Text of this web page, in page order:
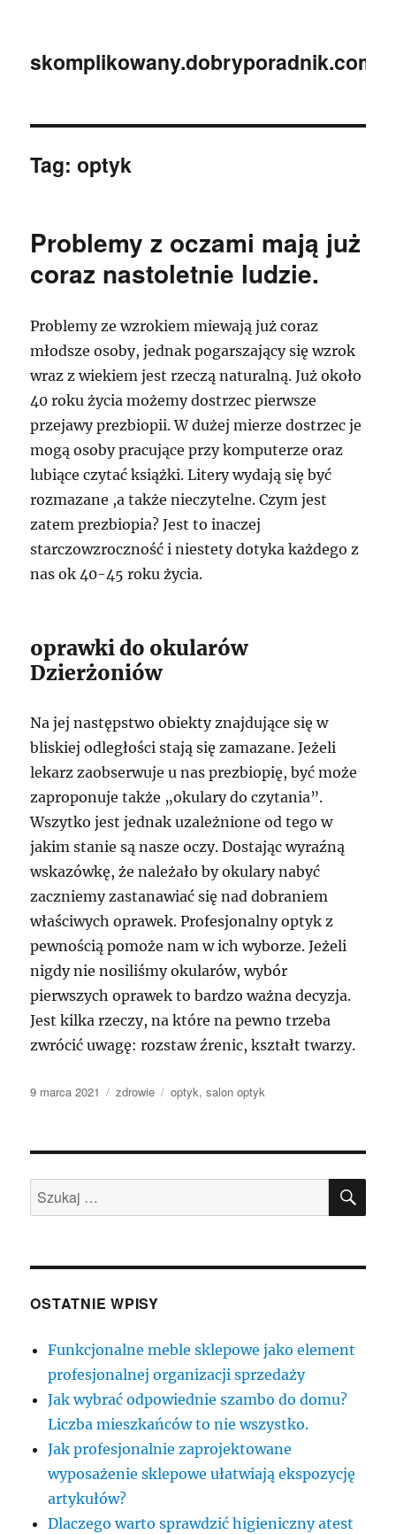
Tag:optyk
Problemy z oczami mają już
coraz nastoletnie ludzie.
Problemy ze wzrokiem miewają już coraz
młodsze osoby, jednak pogarszający się wzrok
wraz z wiekiem jest rzeczą naturalną. Już około
40 roku życia możemy dostrzec pierwsze
przejawy prezbiopii. W dużej mierze dostrzec je
mogą osoby pracujące przy komputerze oraz
lubiące czytać książki. Litery wydają się być
rozmazane ,a także nieczytelne. Czym jest
zatem prezbiopia? Jest to inaczej
starczowzroczność i niestety dotyka każdego z
nas ok 40-45 roku życia.
oprawki do okularów
Dzierżoniów
Na jej następstwo obiekty znajdujące się w
bliskiej odległości stają się zamazane. Jeżeli
lekarz zaobserwuje u nas prezbiopię, być może
zaproponuje także „okulary do czytania”.
Wszytko jest jednak uzależnione od tego w
jakim stanie są nasze oczy. Dostając wyraźną
wskazówkę, że należało by okulary nabyć
zaczniemy zastanawiać się nad dobraniem
właściwych oprawek. Profesjonalny optyk z
pewnością pomoże nam w ich wyborze. Jeżeli
nigdy nie nosiliśmy okularów, wybór
pierwszych oprawek to bardzo ważna decyzja.
Jest kilka rzeczy, na które na pewno trzeba
zwrócić uwagę: rozstaw źrenic, kształt twarzy.
Data
9 marca 2021 Kategorie
zdrowie Tagi
optyk,salon optyk
Szukaj:
OSTATNIE WPISY
Funkcjonalne meble sklepowe jako element
profesjonalnej organizacji sprzedaży
Jak wybrać odpowiednie szambo do domu?
Liczba mieszkańców to nie wszystko.
Jak profesjonalnie zaprojektowane
wyposażenie sklepowe ułatwiają ekspozycję
artykułów?
Dlaczego warto sprawdzić higieniczny atest